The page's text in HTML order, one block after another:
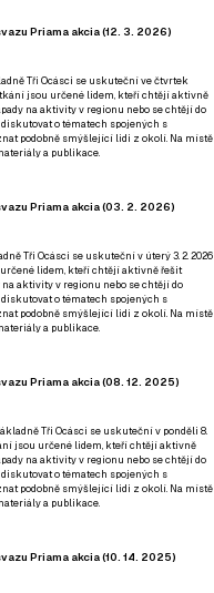
Priama akcia (12. 3. 2026)
Tři Ocásci se uskuteční ve čtvrtek
jsou určené lidem, kteří chtějí aktivně
na aktivity v regionu nebo se chtějí do
o tématech spojených s
podobně smýšlející lidi z okolí. Na místě
a publikace.
Priama akcia (03. 2. 2026)
Tři Ocásci se uskuteční v úterý 3. 2. 2026
určené lidem, kteří chtějí aktivně řešit
aktivity v regionu nebo se chtějí do
o tématech spojených s
podobně smýšlející lidi z okolí. Na místě
a publikace.
Priama akcia (08. 12. 2025)
Tři Ocásci se uskuteční v ponděli 8.
jsou určené lidem, kteří chtějí aktivně
na aktivity v regionu nebo se chtějí do
o tématech spojených s
podobně smýšlející lidi z okolí. Na místě
a publikace.
Priama akcia (10. 14. 2025)